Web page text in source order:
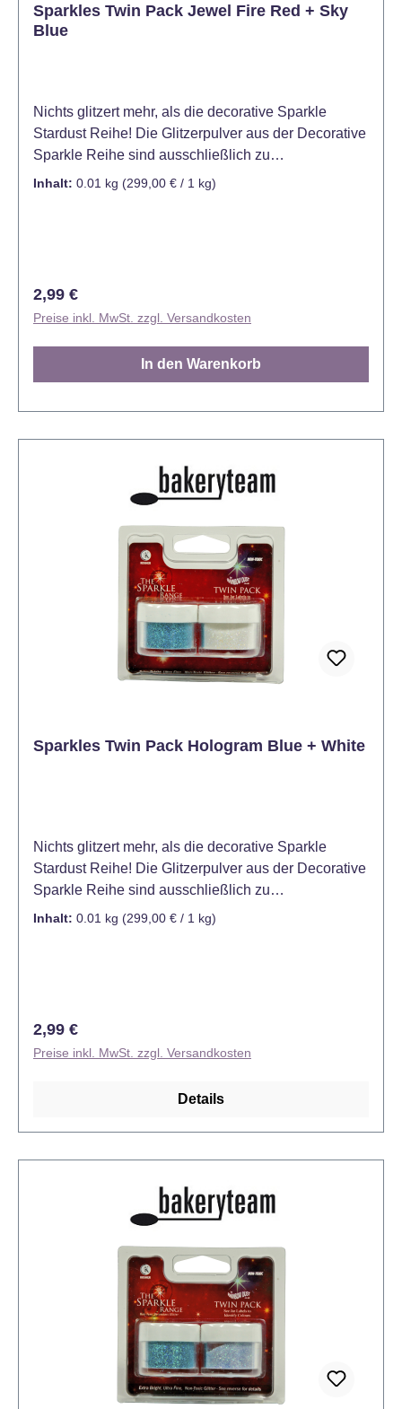
Sparkles Twin Pack Jewel Fire Red + Sky
Blue
Nichts glitzert mehr, als die decorative Sparkle
Stardust Reihe! Die Glitzerpulver aus der Decorative
Sparkle Reihe sind ausschließlich zu
Dekorationszwecken gedacht und nicht für den
Inhalt: 0.01 kg (299,00 € / 1 kg)
Regulärer Preis:
2,99 €
Preise inkl. MwSt. zzgl. Versandkosten
In den Warenkorb
Sparkles Twin Pack Hologram Blue + White
Nichts glitzert mehr, als die decorative Sparkle
Stardust Reihe! Die Glitzerpulver aus der Decorative
Sparkle Reihe sind ausschließlich zu
Dekorationszwecken gedacht und nicht für den
Inhalt: 0.01 kg (299,00 € / 1 kg)
Regulärer Preis:
2,99 €
Preise inkl. MwSt. zzgl. Versandkosten
Details